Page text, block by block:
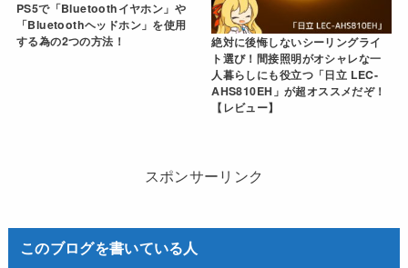
PS5で「Bluetoothイヤホン」や
「Bluetoothヘッドホン」を使用
する為の2つの方法！
絶対に後悔しないシーリングライ
ト選び！間接照明がオシャレな一
人暮らしにも役立つ「日立 LEC-
AHS810EH」が超オススメだぞ！
【レビュー】
スポンサーリンク
このブログを書いている人